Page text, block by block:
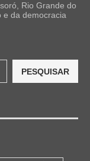
Rio Grande do
e da democracia
PESQUISAR